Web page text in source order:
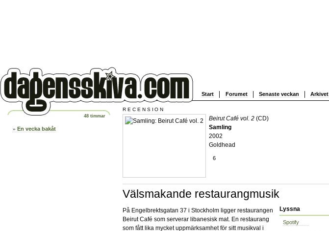
Start Forumet Senaste veckan Arkivet
48 timmar
En vecka bakåt
RECENSION
Beirut Café vol. 2 (CD)
Samling
2002
Goldhead
6
Välsmakande restaurangmusik
Lyssna
Spotify
På Engelbrektsgatan 37 i Stockholm ligger restaurangen
Beirut Café som serverar libanesisk mat. En restaurang
som fått lika mycket uppmärksamhet för sitt musikval i